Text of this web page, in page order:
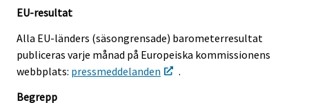
EU-resultat
Alla EU-länders (säsongrensade) barometerresultat
publiceras varje månad på Europeiska kommissionens
webbplats: pressmeddelanden
.
Begrepp